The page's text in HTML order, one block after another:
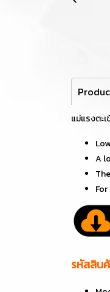
แม่แรงตะ
A
รหัสสิน